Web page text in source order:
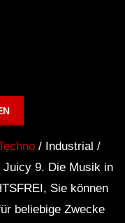
/ Industrial /
9. Die Musik in
Sie können
beliebige Zwecke